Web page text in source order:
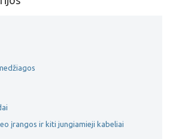
įrangos ir kiti jungiamieji kabeliai